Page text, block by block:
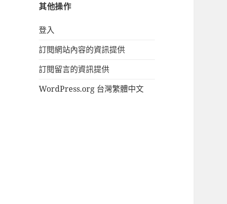
其他操作
登入
訂閱網站內容的資訊提供
訂閱留言的資訊提供
WordPress.org 台灣繁體中文